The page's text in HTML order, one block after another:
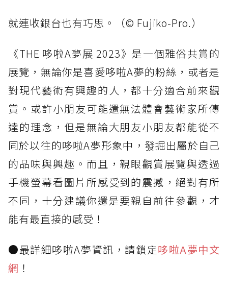
就連收銀台也有巧思。（© Fujiko-Pro.）
《THE 哆啦A夢展 2023》是一個雅俗共賞的
展覽，無論你是喜愛哆啦A夢的粉絲，或者是
對現代藝術有興趣的人，都十分適合前來觀
賞。或許小朋友可能還無法體會藝術家所傳
達的理念，但是無論大朋友小朋友都能從不
同於以往的哆啦A夢形象中，發掘出屬於自己
的品味與興趣。而且，親眼觀賞展覽與透過
手機螢幕看圖片所感受到的震撼，絕對有所
不同，十分建議你還是要親自前往參觀，才
能有最直接的感受！
●最詳細哆啦A夢資訊，請鎖定哆啦A夢中文
網 ！